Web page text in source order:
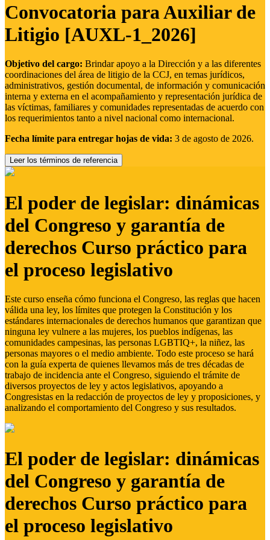
Convocatoria para Auxiliar de
Litigio [AUXL-1_2026]
Objetivo del cargo: Brindar apoyo a la Dirección y a las diferentes
coordinaciones del área de litigio de la CCJ, en temas jurídicos,
administrativos, gestión documental, de información y comunicación
interna y externa en el acompañamiento y representación jurídica de
las víctimas, familiares y comunidades representadas de acuerdo con
los requerimientos tanto a nivel nacional como internacional.
Fecha límite para entregar hojas de vida: 3 de agosto de 2026.
Leer los términos de referencia
El poder de legislar: dinámicas
del Congreso y garantía de
derechos Curso práctico para
el proceso legislativo
Este curso enseña cómo funciona el Congreso, las reglas que hacen
válida una ley, los límites que protegen la Constitución y los
estándares internacionales de derechos humanos que garantizan que
ninguna ley vulnere a las mujeres, los pueblos indígenas, las
comunidades campesinas, las personas LGBTIQ+, la niñez, las
personas mayores o el medio ambiente. Todo este proceso se hará
con la guía experta de quienes llevamos más de tres décadas de
trabajo de incidencia ante el Congreso, siguiendo el trámite de
diversos proyectos de ley y actos legislativos, apoyando a
Congresistas en la redacción de proyectos de ley y proposiciones, y
analizando el comportamiento del Congreso y sus resultados.
El poder de legislar: dinámicas
del Congreso y garantía de
derechos Curso práctico para
el proceso legislativo